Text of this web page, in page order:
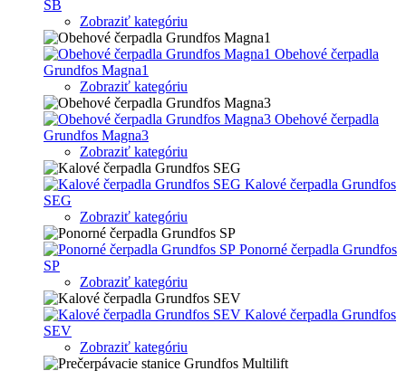
SB
Zobraziť kategóriu
Obehové čerpadla
Grundfos Magna1
Zobraziť kategóriu
Obehové čerpadla
Grundfos Magna3
Zobraziť kategóriu
Kalové čerpadla Grundfos
SEG
Zobraziť kategóriu
Ponorné čerpadla Grundfos
SP
Zobraziť kategóriu
Kalové čerpadla Grundfos
SEV
Zobraziť kategóriu